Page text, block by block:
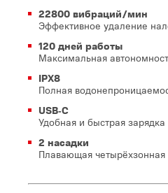
22800 вибраций/мин
Эффективное удаление
120 дней работы
Максимальная
IPX8
Полная
USB‑C
Удобная и быстрая зарядка
2 насадки
Плавающая четырёхзонная